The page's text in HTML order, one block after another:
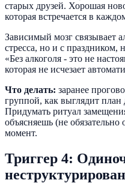
старых друзей. Хорошая
которая встречается в
Зависимый мозг связывает
стресса, но и с праздником,
«Без алкоголя - это не
которая не исчезает
Что делать: заранее
группой, как выглядит план
Придумать ритуал
объясняешь (не обязательно
момент.
Триггер 4: